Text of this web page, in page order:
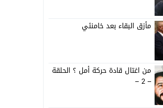
مأزق البقاء بعد خامنئي
من اغتال قادة حركة أمل ؟ الحلقة
– 2 –